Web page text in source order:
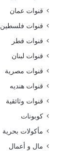
قنوات عمان
قنوات فلسطين
قنوات قطر
قنوات لبنان
قنوات مصرية
قنوات هنديه
قنوات وثائقية
كوبونات
مأكولات بحرية
مال و أعمال